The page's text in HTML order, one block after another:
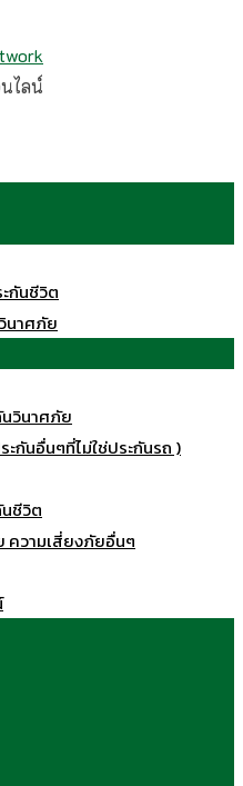
ไลน์
กันชีวิต
นาศภัย
วินาศภัย
กันอื่นๆที่ไม่ใช่ประกันรถ )
ชีวิต
ความเสี่ยงภัยอื่นๆ